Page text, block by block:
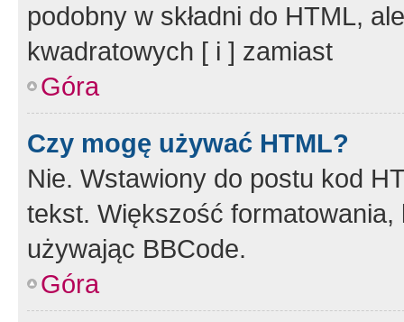
podobny w składni do HTML,
kwadratowych [ i ] zamiast
Góra
Czy mogę używać HTML?
Nie. Wstawiony do postu kod
tekst. Większość
używając BBCode.
Góra